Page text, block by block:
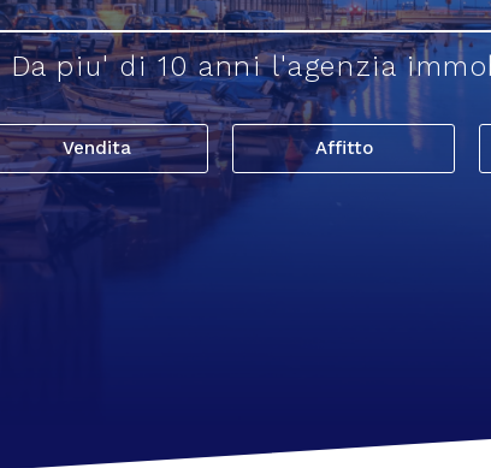
Da piu' di 10 anni l'agenzia
Vendita Affitto